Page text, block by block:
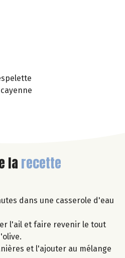
larecette
dans une casserole d'eau
l'ail et faire revenir le tout
et l'ajouter au mélange